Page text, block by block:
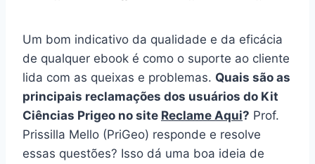
Um bom indicativo da qualidade e da eficácia
de qualquer ebook é como o suporte ao cliente
lida com as queixas e problemas. Quais são as
principais reclamações dos usuários do Kit
Ciências Prigeo no site Reclame Aqui? Prof.
Prissilla Mello (PriGeo) responde e resolve
essas questões? Isso dá uma boa ideia de